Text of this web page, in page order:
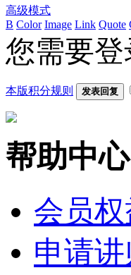
高级模式
B Color Image Link Quote
您需要
本版积分规则 发表回复
帮助中心
会员权
申请